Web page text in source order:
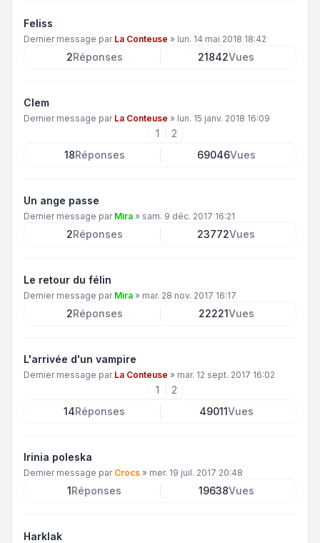
Feliss
Dernier message par La Conteuse » lun. 14 mai 2018 18:42
2Réponses 21842Vues
Clem
Dernier message par La Conteuse » lun. 15 janv. 2018 16:09
1
2
18Réponses 69046Vues
Un ange passe
Dernier message par Mira » sam. 9 déc. 2017 16:21
2Réponses 23772Vues
Le retour du félin
Dernier message par Mira » mar. 28 nov. 2017 16:17
2Réponses 22221Vues
L'arrivée d'un vampire
Dernier message par La Conteuse » mar. 12 sept. 2017 16:02
1
2
14Réponses 49011Vues
Irinia poleska
Dernier message par Crocs » mer. 19 juil. 2017 20:48
1Réponses 19638Vues
Harklak